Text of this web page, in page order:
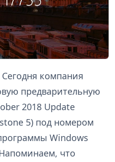
компания
предварительную
2018 Update
5) под номером
Windows
что